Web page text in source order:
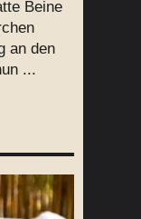
Beine
an den
...